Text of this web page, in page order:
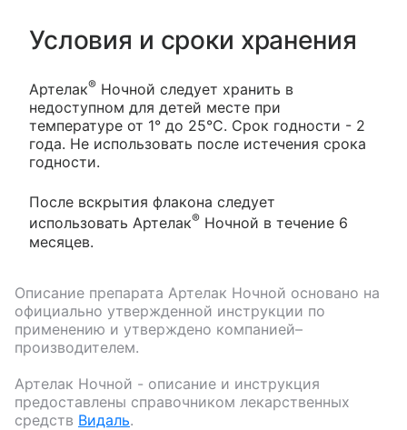
Условия и сроки хранения
Артелак® Ночной следует хранить в
недоступном для детей месте при
температуре от 1° до 25°С. Срок годности - 2
года. Не использовать после истечения срока
годности.
После вскрытия флакона следует
использовать Артелак® Ночной в течение 6
месяцев.
Описание препарата Артелак Ночной основано на
официально утвержденной инструкции по
применению и утверждено компанией–
производителем.
Артелак Ночной - описание и инструкция
предоставлены справочником лекарственных
средств Видаль.